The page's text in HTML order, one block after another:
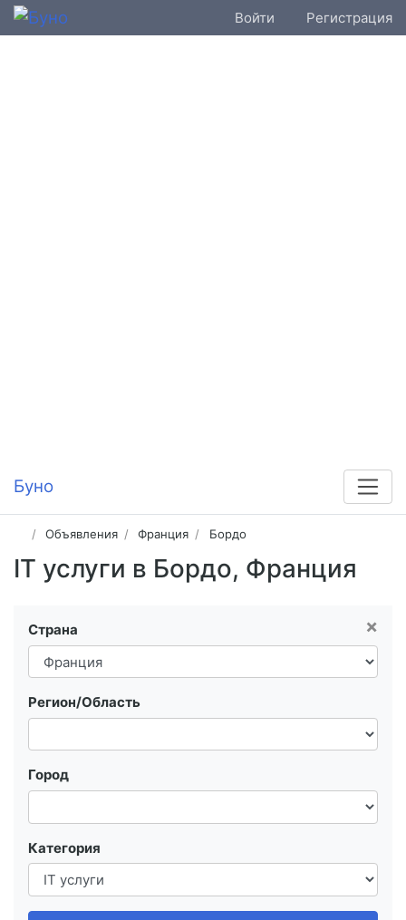
Войти Регистрация
Буно
Объявления Франция Бордо
IT услуги в Бордо, Франция
×
Страна
Регион/Область
Город
Категория